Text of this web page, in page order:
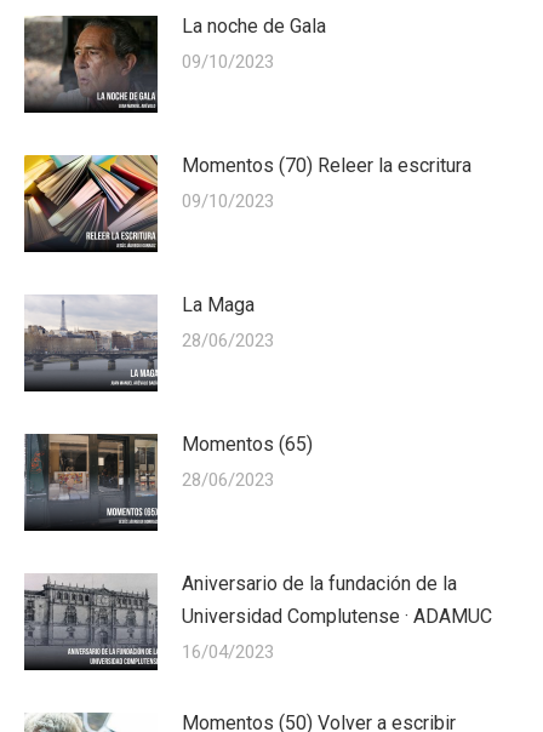
La noche de Gala
09/10/2023
Momentos (70) Releer la escritura
09/10/2023
La Maga
28/06/2023
Momentos (65)
28/06/2023
Aniversario de la fundación de la
Universidad Complutense · ADAMUC
16/04/2023
Momentos (50) Volver a escribir